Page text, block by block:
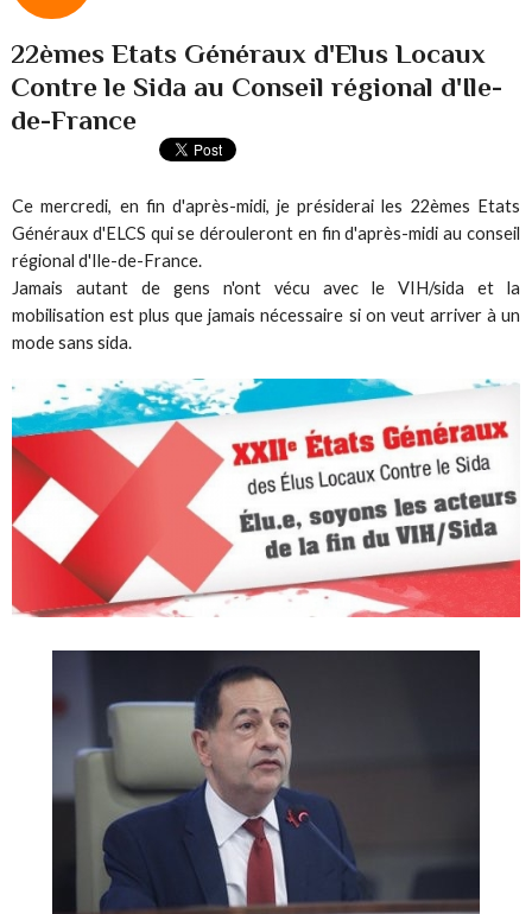
22èmes Etats Généraux d'Elus Locaux
Contre le Sida au Conseil régional d'Ile-
de-France
Ce mercredi, en fin d'après-midi, je présiderai les 22èmes Etats
Généraux d'ELCS qui se dérouleront en fin d'après-midi au conseil
régional d'Ile-de-France.
Jamais autant de gens n'ont vécu avec le VIH/sida et la
mobilisation est plus que jamais nécessaire si on veut arriver à un
mode sans sida.